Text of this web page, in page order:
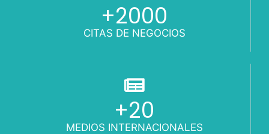
+2000
CITAS DE NEGOCIOS
+20
MEDIOS INTERNACIONALES